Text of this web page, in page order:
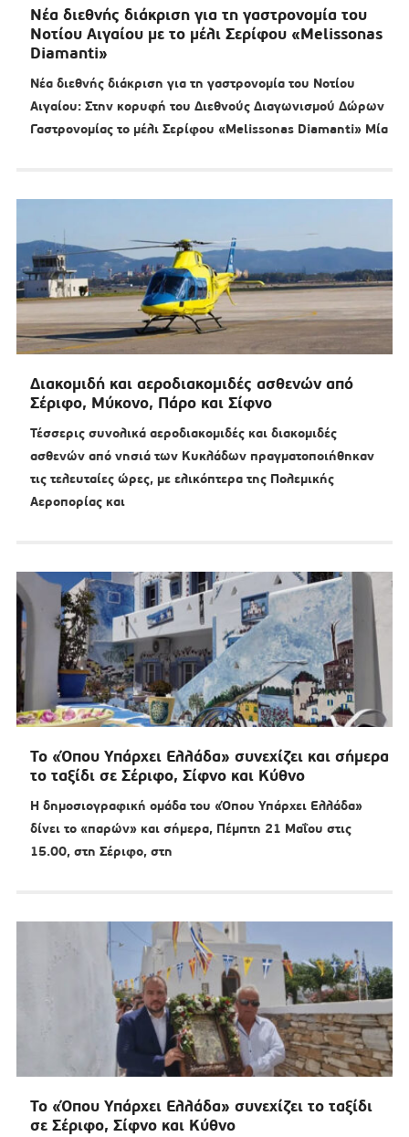
Νέα διεθνής διάκριση για τη γαστρονομία του
Νοτίου Αιγαίου με το μέλι Σερίφου «Melissonas
Diamanti»
Νέα διεθνής διάκριση για τη γαστρονομία του Νοτίου
Αιγαίου: Στην κορυφή του Διεθνούς Διαγωνισμού Δώρων
Γαστρονομίας το μέλι Σερίφου «Melissonas Diamanti» Μία
Διακομιδή και αεροδιακομιδές ασθενών από
Σέριφο, Μύκονο, Πάρο και Σίφνο
Τέσσερις συνολικά αεροδιακομιδές και διακομιδές
ασθενών από νησιά των Κυκλάδων πραγματοποιήθηκαν
τις τελευταίες ώρες, με ελικόπτερα της Πολεμικής
Αεροπορίας και
Το «Όπου Υπάρχει Ελλάδα» συνεχίζει και σήμερα
το ταξίδι σε Σέριφο, Σίφνο και Κύθνο
Η δημοσιογραφική ομάδα του «Όπου Υπάρχει Ελλάδα»
δίνει το «παρών» και σήμερα, Πέμπτη 21 Μαΐου στις
15.00, στη Σέριφο, στη
Το «Όπου Υπάρχει Ελλάδα» συνεχίζει το ταξίδι
σε Σέριφο, Σίφνο και Κύθνο